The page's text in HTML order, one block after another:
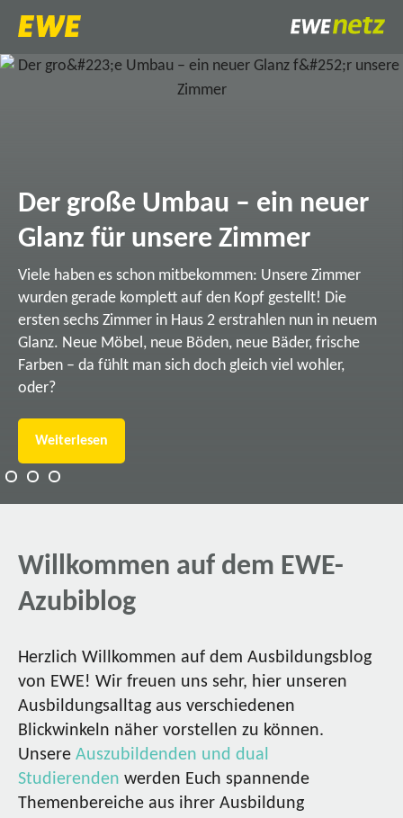
Der große Umbau – ein neuer
Glanz für unsere Zimmer
Viele haben es schon mitbekommen: Unsere Zimmer
wurden gerade komplett auf den Kopf gestellt! Die
ersten sechs Zimmer in Haus 2 erstrahlen nun in neuem
Glanz. Neue Möbel, neue Böden, neue Bäder, frische
Farben – da fühlt man sich doch gleich viel wohler,
oder?
Weiterlesen
Willkommen auf dem EWE-
Azubiblog
Herzlich Willkommen auf dem Ausbildungsblog
von EWE! Wir freuen uns sehr, hier unseren
Ausbildungsalltag aus verschiedenen
Blickwinkeln näher vorstellen zu können.
Unsere Auszubildenden und dual
Studierenden werden Euch spannende
Themenbereiche aus ihrer Ausbildung